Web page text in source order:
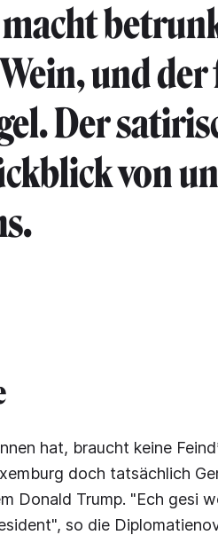
und
Der
von
hat, braucht keine
doch tatsächlich
Donald Trump. "Ech gesi
so die